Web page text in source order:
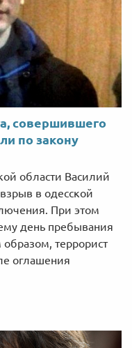
совершившего
по закону
области Василий
в одесской
При этом
день пребывания
террорист
оглашения